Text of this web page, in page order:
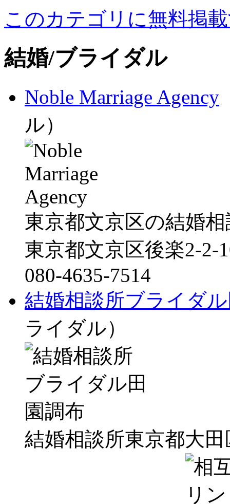
このカテゴリに無料掲
結婚/ブライダル
Noble Marriage Agency
ル）
東京都文京区の結婚相
東京都文京区後楽2-2-
080-4635-7514
結婚相談所ブライダ
ライダル）
結婚相談所東京都大